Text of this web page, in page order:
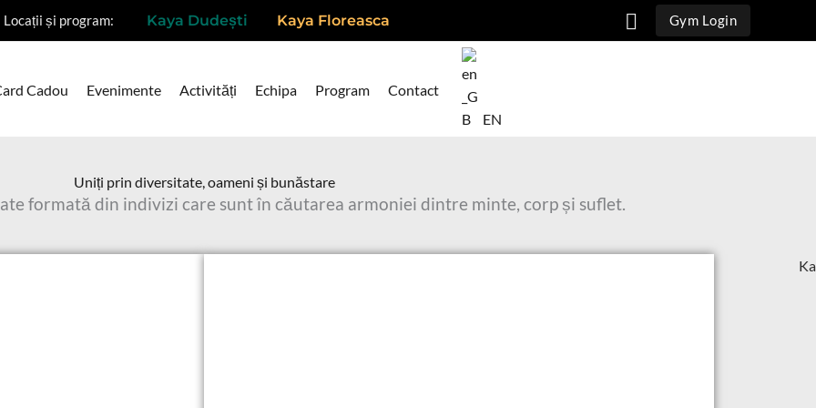
Locații și program: Kaya Dudești Kaya Floreasca CăutareGym Login
Cadou Evenimente Activități Echipa Program
Contact
EN
Uniți prin diversitate, oameni și bunăstare
formată din indivizi care sunt în căutarea armoniei dintre minte, corp și suflet.